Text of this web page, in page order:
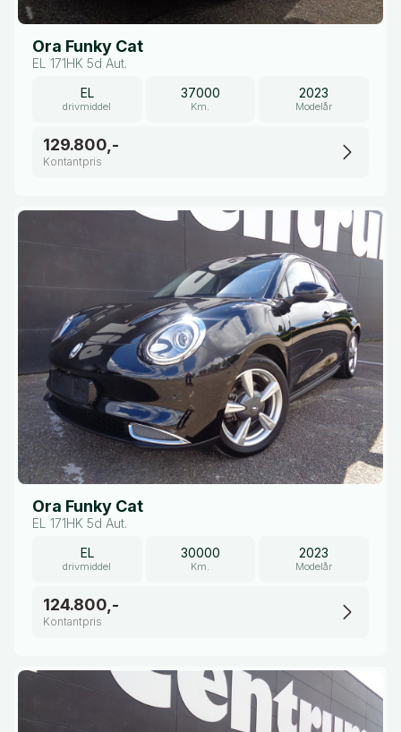
Ora Funky Cat
EL 171HK 5d Aut.
EL
drivmiddel
37000
Km.
2023
Modelår
129.800,-
Kontantpris
Ora Funky Cat
EL 171HK 5d Aut.
EL
drivmiddel
30000
Km.
2023
Modelår
124.800,-
Kontantpris